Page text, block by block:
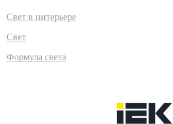
Свет в интерьере
Свет
Формула света